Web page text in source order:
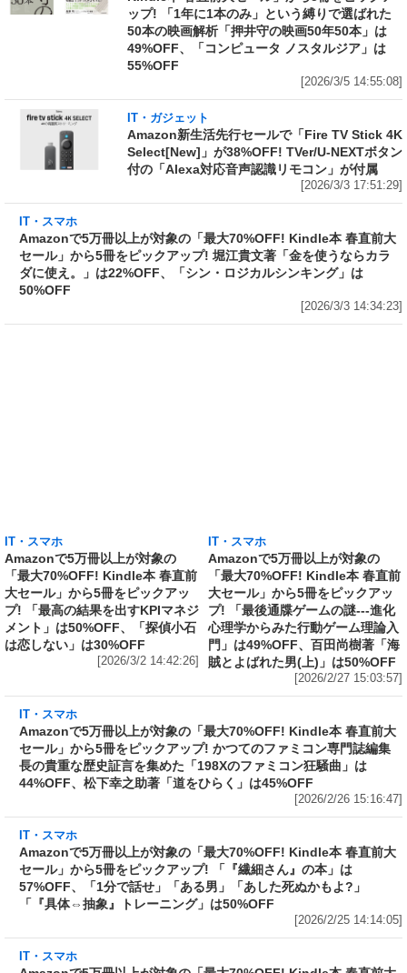
ップ! 「1年に1本のみ」という縛りで選ばれた
50本の映画解析「押井守の映画50年50本」は
49%OFF、「コンピュータ ノスタルジア」は
55%OFF
[2026/3/5 14:55:08]
IT・ガジェット
Amazon新生活先行セールで「Fire TV Stick 4K
Select[New]」が38%OFF! TVer/U-NEXTボタン
付の「Alexa対応音声認識リモコン」が付属
[2026/3/3 17:51:29]
Amazonで5万冊以上が対象の「最大70%OFF!
Kindle本 春直前大セール」から5冊をピックア
ップ! 堀江貴文著「金を使うならカラダに使
[2026/3/3 14:34:23]
IT・スマホ
Amazonで5万冊以上が対象の
「最大70%OFF! Kindle本 春直前
大セール」から5冊をピックアッ
プ! 「最高の結果を出すKPIマネジ
メント」は50%OFF、「探偵小石
は恋しない」は30%OFF
IT・スマホ
Amazonで5万冊以上が対象の
「最大70%OFF! Kindle本 春直前
大セール」から5冊をピックアッ
プ! 「最後通牒ゲームの謎---進化
心理学からみた行動ゲーム理論入
門」は49%OFF、百田尚樹著「海
賊とよばれた男(上)」は50%OFF
[2026/2/27 15:03:57]
IT・スマホ
Amazonで5万冊以上が対象の「最大70%OFF! Kindle本 春直前大
セール」から5冊をピックアップ! かつてのファミコン専門誌編集
長の貴重な歴史証言を集めた「198Xのファミコン狂騒曲」は
44%OFF、松下幸之助著「道をひらく」は45%OFF
[2026/2/26 15:16:47]
IT・スマホ
Amazonで5万冊以上が対象の「最大70%OFF! Kindle本 春直前大
セール」から5冊をピックアップ! 「『繊細さん』の本」は
57%OFF、「1分で話せ」「ある男」「あした死ぬかもよ?」
[2026/2/25 14:14:05]